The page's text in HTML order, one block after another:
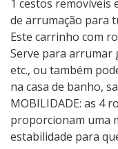
1 cestos removíveis
de arrumação para
Este carrinho com
Serve para arrumar
etc., ou também
na casa de banho,
MOBILIDADE: as 4
proporcionam uma
estabilidade para